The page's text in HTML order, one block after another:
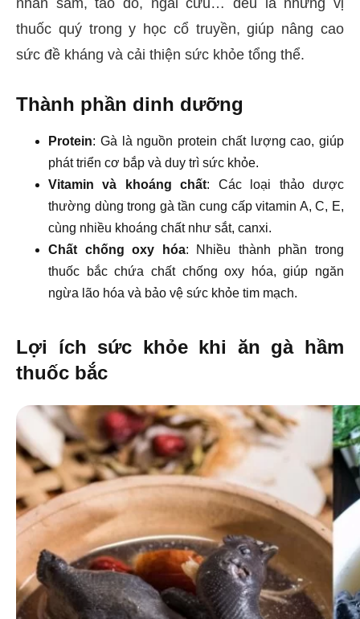
nhân sâm, táo đỏ, ngải cứu… đều là những vị
thuốc quý trong y học cổ truyền, giúp nâng cao
sức đề kháng và cải thiện sức khỏe tổng thể.
Thành phần dinh dưỡng
Protein: Gà là nguồn protein chất lượng cao, giúp
phát triển cơ bắp và duy trì sức khỏe.
Vitamin và khoáng chất: Các loại thảo dược
thường dùng trong gà tần cung cấp vitamin A, C, E,
cùng nhiều khoáng chất như sắt, canxi.
Chất chống oxy hóa: Nhiều thành phần trong
thuốc bắc chứa chất chống oxy hóa, giúp ngăn
ngừa lão hóa và bảo vệ sức khỏe tim mạch.
Lợi ích sức khỏe khi ăn gà hầm
thuốc bắc